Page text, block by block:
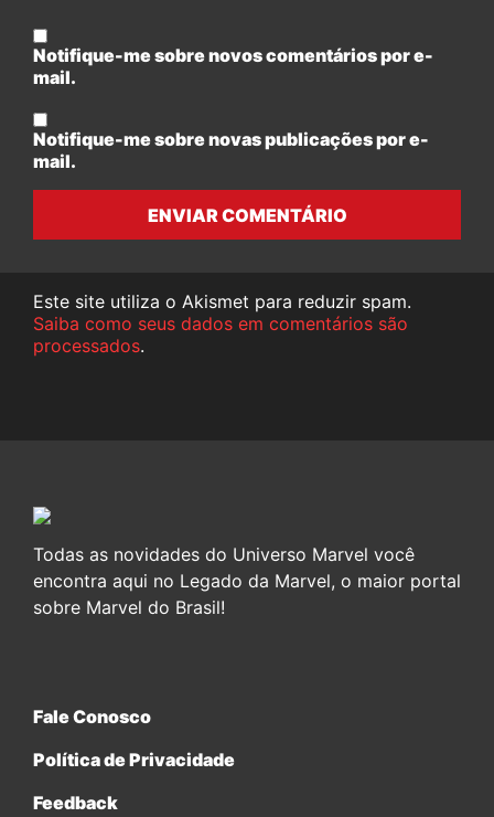
Notifique-me sobre novos comentários por e-
mail.
Notifique-me sobre novas publicações por e-
mail.
ENVIAR COMENTÁRIO
Este site utiliza o Akismet para reduzir spam.
Saiba como seus dados em comentários são
processados.
Todas as novidades do Universo Marvel você
encontra aqui no Legado da Marvel, o maior portal
sobre Marvel do Brasil!
Fale Conosco
Política de Privacidade
Feedback